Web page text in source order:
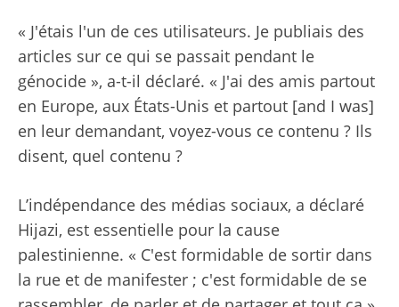
« J'étais l'un de ces utilisateurs. Je publiais des
articles sur ce qui se passait pendant le
génocide », a-t-il déclaré. « J'ai des amis partout
en Europe, aux États-Unis et partout [and I was]
en leur demandant, voyez-vous ce contenu ? Ils
disent, quel contenu ?
L’indépendance des médias sociaux, a déclaré
Hijazi, est essentielle pour la cause
palestinienne. « C'est formidable de sortir dans
la rue et de manifester ; c'est formidable de se